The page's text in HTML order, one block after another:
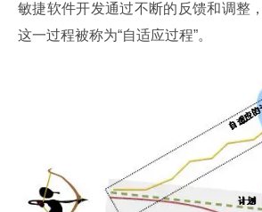
敏捷软件开发通过不断的反馈和调整
这一过程被称为“自适应过程”。